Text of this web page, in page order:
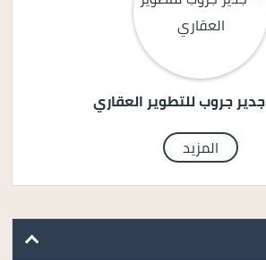
جدير جروب للتطوير العقاري
المزيد